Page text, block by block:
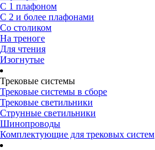
С 1 плафоном
С 2 и более плафонами
Со столиком
На треноге
Для чтения
Изогнутые
Трековые системы
Трековые системы в сборе
Трековые светильники
Струнные светильники
Шинопроводы
Комплектующие для трековых систем